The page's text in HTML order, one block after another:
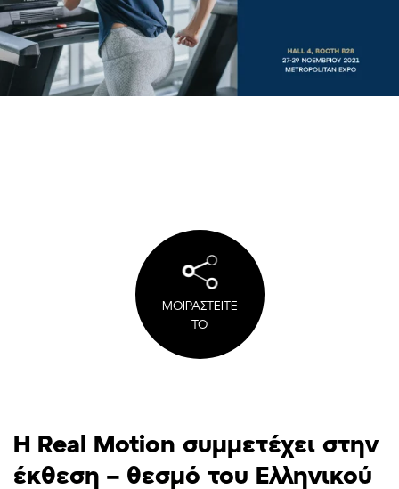
ΜΟΙΡΑΣΤΕΙΤΕ
ΤΟ
Η Real Motion συμμετέχει στην
έκθεση – θεσμό του Ελληνικού